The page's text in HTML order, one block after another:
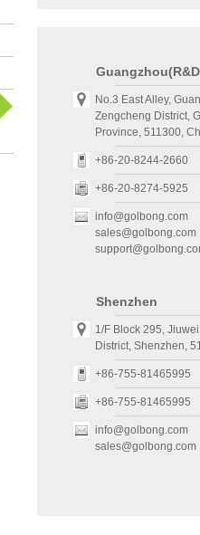
No.3 East Alley,
Zengcheng District,
Province, 511300,
+86-20-8244-2660
+86-20-8274-5925
info@golbong.com
sales@golbong.com
Shenzhen
1/F Block 295,
District, Shenzhen,
+86-755-81465995
+86-755-81465995
info@golbong.com
sales@golbong.com